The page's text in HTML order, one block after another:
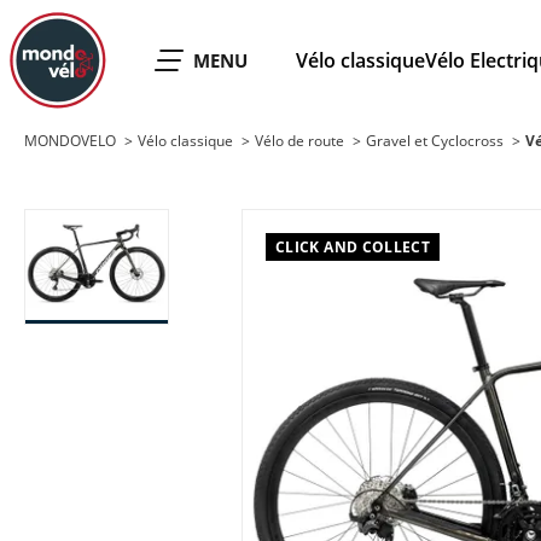
OUVRIR LE
MENU Vélo classiqueVélo
MONDOVELO Vélo classique Vélo de route Gravel et Cyclocross
CLICK AND COLLECT